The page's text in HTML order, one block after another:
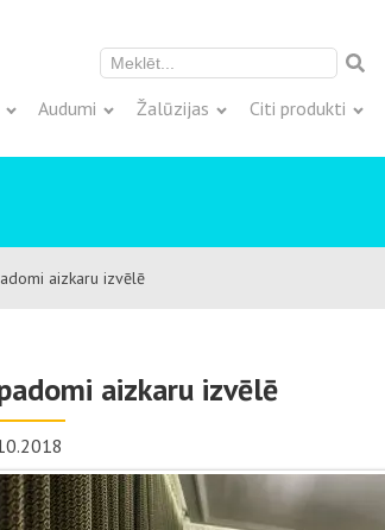
Meklēt:
Audumi Žalūzijas Citi produkti
aizkaru izvēlē
aizkaru izvēlē